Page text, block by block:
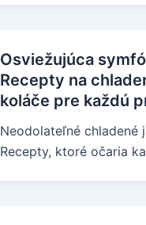
Osviežujúca
Recepty na
koláče pre každú
Neodolateľné chladené
Recepty, ktoré očaria